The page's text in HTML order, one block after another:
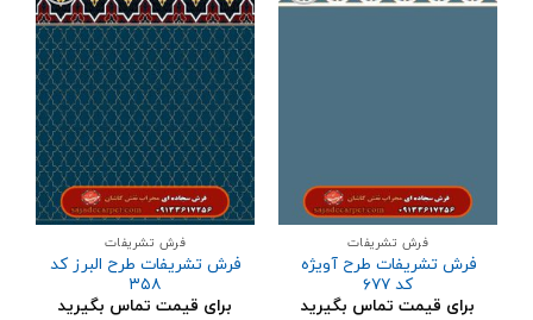
فرش تشریفات
فرش تشریفات طرح آویژه
کد ۶۷۷
برای قیمت تماس بگیرید
افزودن
به
علاقه
مندی
ها
فرش تشریفات
فرش تشریفات طرح البرز کد
۳۵۸
برای قیمت تماس بگیرید